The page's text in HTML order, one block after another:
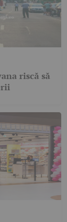
riscă să